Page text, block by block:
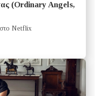
(Ordinary Angels,
Netflix